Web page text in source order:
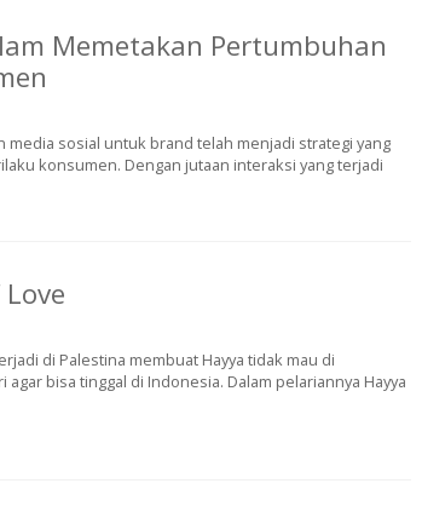
Memetakan Pertumbuhan
media sosial untuk brand telah menjadi strategi yang
konsumen. Dengan jutaan interaksi yang terjadi
di Palestina membuat Hayya tidak mau di
bisa tinggal di Indonesia. Dalam pelariannya Hayya